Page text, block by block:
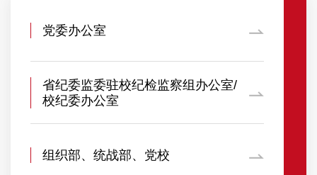
党委办公室
省纪委监委驻校纪检监察组办公室/
校纪委办公室
组织部、统战部、党校